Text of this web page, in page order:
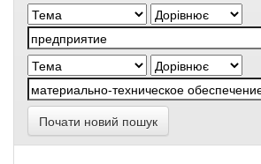
Почати новий пошук